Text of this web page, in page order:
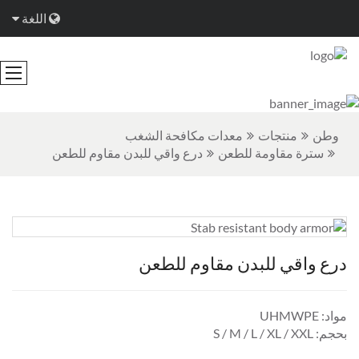
اللغة
وطن منتجات
معدات مكافحة الشغب
سترة مقاومة للطعن
درع واقي للبدن مقاوم للطعن
درع واقي للبدن مقاوم للطعن
مواد: UHMWPE
بحجم: S / M / L / XL / XXL